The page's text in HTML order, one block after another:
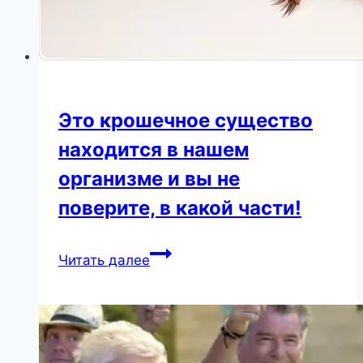
Это крошечное существо
находится в нашем
организме и вы не
поверите, в какой части!
Читать далееЭто
находится
в